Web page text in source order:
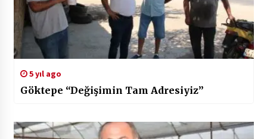
5 yıl ago
Göktepe “Değişimin Tam Adresiyiz”